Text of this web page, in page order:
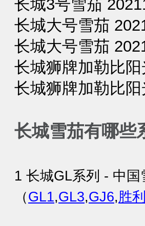
长城3号雪茄
长城大号雪茄
长城大号雪茄
长城狮牌加勒比
长城狮牌加勒比
长城雪茄有哪些
1 长城GL系列 - 中国
（GL1,GL3,GJ6,胜利